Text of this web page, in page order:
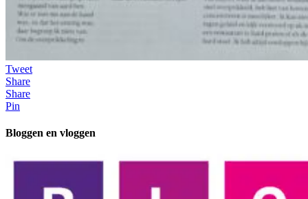
Tweet
Share
Share
Pin
Bloggen en vloggen